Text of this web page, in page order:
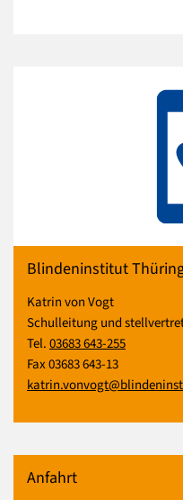
Blindeninstitut
Katrin von Vogt
Schulleitung und
Tel.03683 643-255
Fax 03683 643-13
Anfahrt